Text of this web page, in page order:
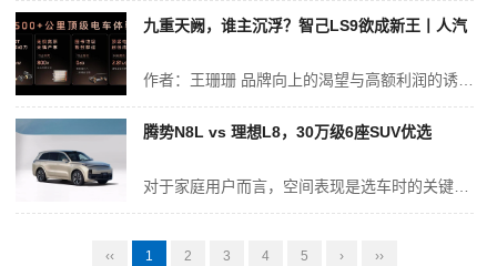
九重天阙，谁主沉浮？智己LS9欲成新王丨人汽
作者：王珊珊 品牌向上的渴望与高额利润的诱惑，正将中大型SUV市场推向一个前所未有的激烈“修罗场”。 战局之中，一个鲜明的信号已然浮现：以“9”为名，即是宣言。从深蓝S09、乐道L90、领克900，到腾势N9、问界M9、银河M9，一众“九系”车型扎堆涌入25万至40万元的价格腹地，宣告着自主品牌对高端市场...
腾势N8L vs 理想L8，30万级6座SUV优选
对于家庭用户而言，空间表现是选车时的关键考量因素。2026款腾势N8L的车身尺寸为5200/1999/1820mm，轴距达3075mm，相比理想L8的5080/1995/1800mm车身和3005mm轴距，展现出更明显的优势。腾势N8L通过优化C柱与D柱的倾角设计，使第三排头部空间达到985mm，腿部空间...
‹‹ 1 2 3 4 5 › ››